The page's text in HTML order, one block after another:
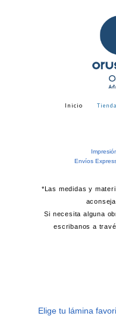
Inicio Tienda
Envíos
*Las medidas y
Si necesita alguna
escribanos a
Elige tu lámina